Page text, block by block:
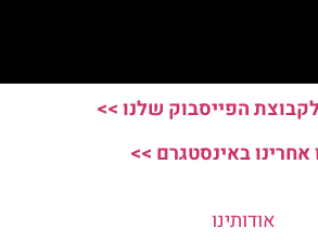
הפייסבוק שלנו >>
אחרינו באינסטגרם >>
אודותינו